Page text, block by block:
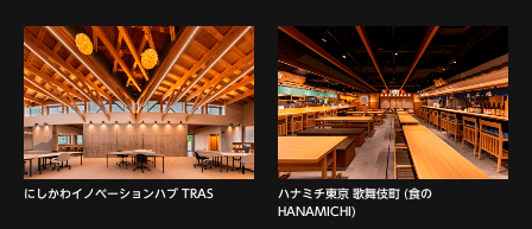
にしかわイノベーションハブ TRAS
ハナミチ東京 歌舞伎町 (食の
HANAMICHI)